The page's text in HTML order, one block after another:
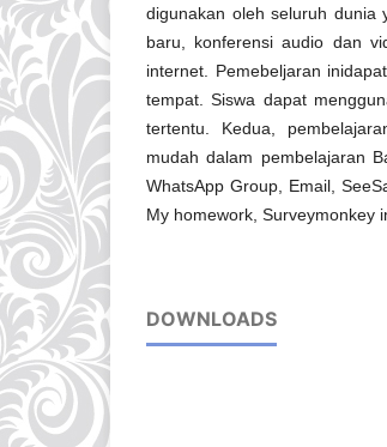
digunakan oleh seluruh dunia
baru, konferensi audio dan
internet. Pemebeljaran
tempat. Siswa dapat
tertentu. Kedua,
mudah dalam pembelajaran
WhatsApp Group, Email,
My homework, Surveymonkey
DOWNLOADS